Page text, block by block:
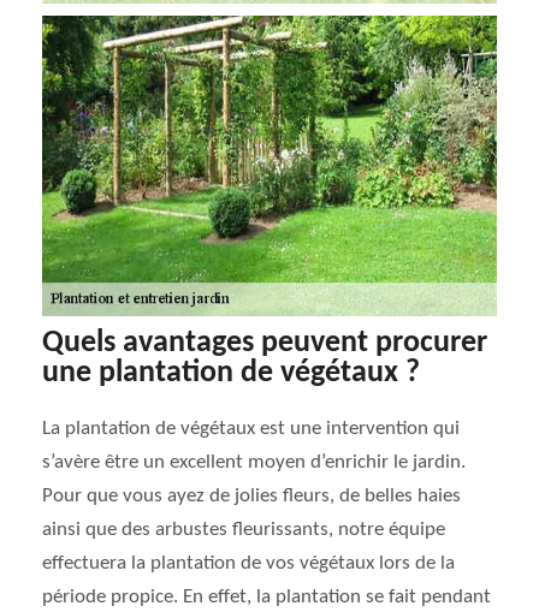
Quels avantages peuvent procurer
une plantation de végétaux ?
La plantation de végétaux est une intervention qui
s’avère être un excellent moyen d’enrichir le jardin.
Pour que vous ayez de jolies fleurs, de belles haies
ainsi que des arbustes fleurissants, notre équipe
effectuera la plantation de vos végétaux lors de la
période propice. En effet, la plantation se fait pendant